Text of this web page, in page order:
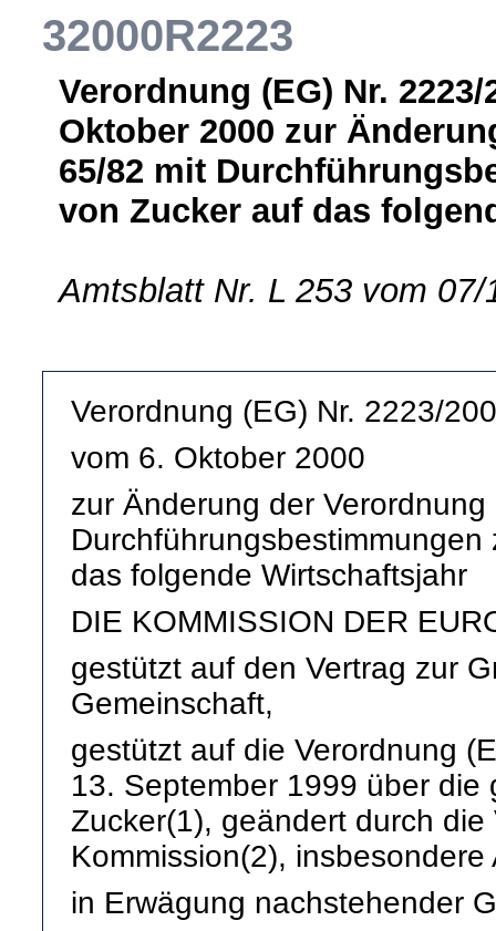
32000R2223
Verordnung (EG) Nr.
Oktober 2000 zur
65/82 mit
von Zucker auf das
Amtsblatt Nr. L 253 vom
Verordnung (EG) Nr. 2223/
vom 6. Oktober 2000
zur Änderung der
das folgende Wirtschaftsjahr
DIE KOMMISSION DER
gestützt auf den Vertrag zur
Gemeinschaft,
gestützt auf die Verordnung
13. September 1999 über die
Zucker(1), geändert durch
Kommission(2),
in Erwägung nachstehender